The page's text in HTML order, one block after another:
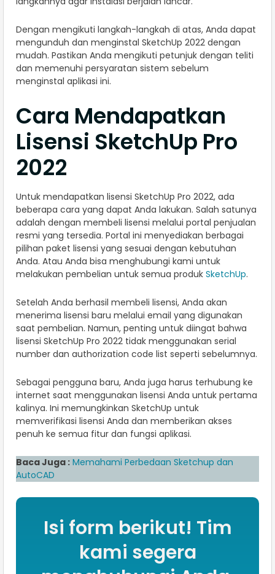
Dengan mengikuti langkah-langkah di atas, Anda dapat
mengunduh dan menginstal SketchUp 2022 dengan
mudah. Pastikan Anda mengikuti petunjuk dengan teliti
dan memenuhi persyaratan sistem sebelum
menginstal aplikasi ini.
Cara Mendapatkan
Lisensi SketchUp Pro
2022
Untuk mendapatkan lisensi SketchUp Pro 2022, ada
beberapa cara yang dapat Anda lakukan. Salah satunya
adalah dengan membeli lisensi melalui portal penjualan
resmi yang tersedia. Portal ini menyediakan berbagai
pilihan paket lisensi yang sesuai dengan kebutuhan
Anda. Atau Anda bisa menghubungi kami untuk
melakukan pembelian untuk semua produk SketchUp.
Setelah Anda berhasil membeli lisensi, Anda akan
menerima lisensi baru melalui email yang digunakan
saat pembelian. Namun, penting untuk diingat bahwa
lisensi SketchUp Pro 2022 tidak menggunakan serial
number dan authorization code list seperti sebelumnya.
Sebagai pengguna baru, Anda juga harus terhubung ke
internet saat menggunakan lisensi Anda untuk pertama
kalinya. Ini memungkinkan SketchUp untuk
memverifikasi lisensi Anda dan memberikan akses
penuh ke semua fitur dan fungsi aplikasi.
Baca Juga : Memahami Perbedaan Sketchup dan
AutoCAD
Isi form berikut! Tim
kami segera